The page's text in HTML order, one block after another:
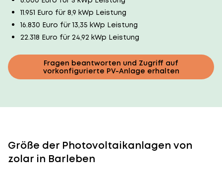
11.951 Euro für 8,9 kWp Leistung
16.830 Euro für 13,35 kWp Leistung
22.318 Euro für 24,92 kWp Leistung
Fragen beantworten und Zugriff auf
vorkonfigurierte PV-Anlage erhalten
Größe der Photovoltaikanlagen von
zolar in Barleben